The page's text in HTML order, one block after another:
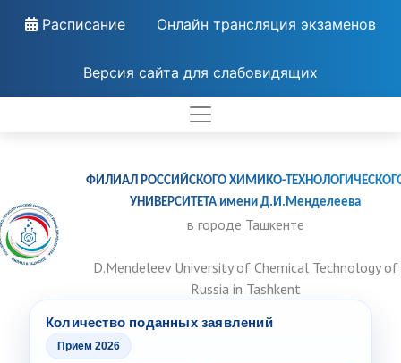
Расписание Онлайн трансляция экзаменов
Версия сайта для слабовидящих
ФИЛИАЛ РОССИЙСКОГО ХИМИКО-
УНИВЕРСИТЕТА имени Д.И.Менделеева
в городе Ташкенте
D.Mendeleev University of Chemical Technology of
Russia in Tashkent
Количество поданных заявлений
Приём 2026